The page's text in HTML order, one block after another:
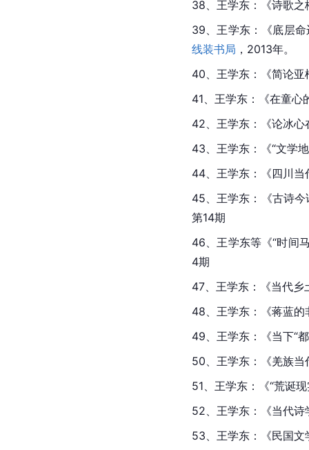
38、王学东：《诗歌
39、王学东：《底层
线装书局 ，2013年。
40、王学东：《简论
41、王学东：《在童
42、王学东：《论冰心
43、王学东：《“文学
44、王学东：《四川
45、王学东：《古诗
第14期
46、王学东等《“时间
4期
47、王学东：《当代乡
48、王学东：《蒋蓝的
49、王学东：《当下“
50、王学东：《羌族
51、王学东：《“荒诞
52、王学东：《当代
53、王学东：《民国